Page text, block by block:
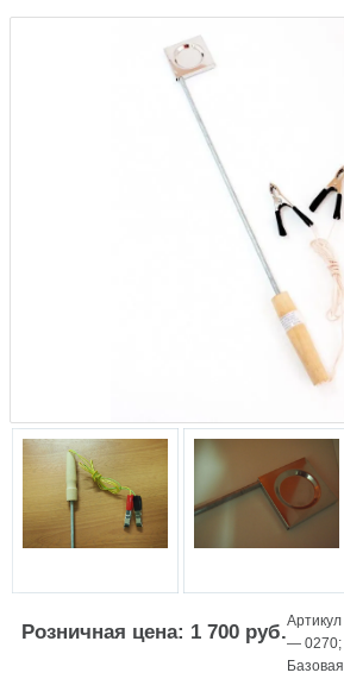
Розничная цена: 1 700 руб.Артикул
—0270;
Базовая